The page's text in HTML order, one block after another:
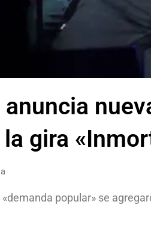
gira
popular» se